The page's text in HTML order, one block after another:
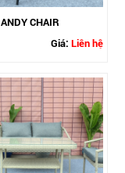
ANDY CHAIR
Giá:Liên hệ